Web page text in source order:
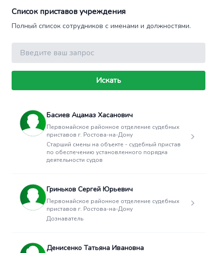
Список приставов учреждения
Полный список сотрудников с именами и должностями.
Поиск
Искать
Басиев Ацамаз Хасанович
Первомайское районное отделение судебных
приставов г. Ростова-на-Дону
Старший смены на объекте - судебный пристав
по обеспечению установленного порядка
деятельности судов
Гриньков Сергей Юрьевич
Первомайское районное отделение судебных
приставов г. Ростова-на-Дону
Дознаватель
Денисенко Татьяна Ивановна